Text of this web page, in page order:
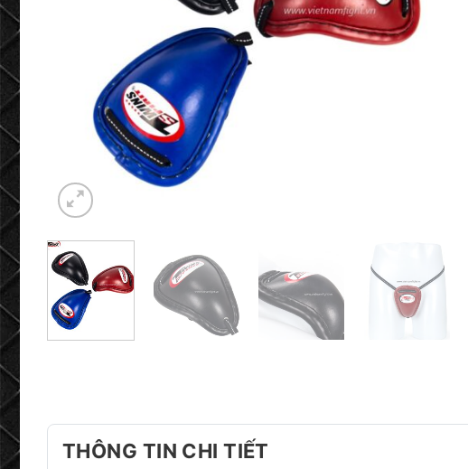
THÔNG TIN CHI TIẾT